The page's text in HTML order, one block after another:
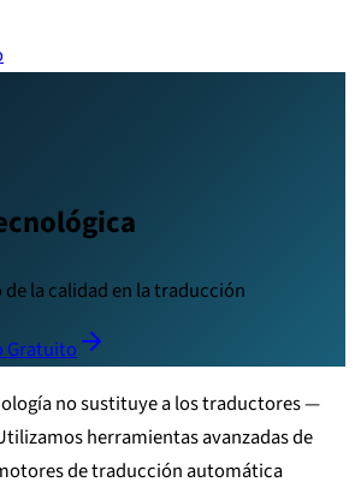
la calidad en la traducción
Gratuito
no sustituye a los traductores —
herramientas avanzadas de
de traducción automática